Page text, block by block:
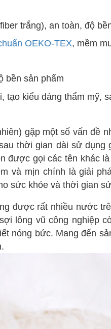
trắng), an toàn, độ
OEKO-TEX, mềm
bền sản phẩm
tạo kiểu dáng thẩm mỹ,
gặp một số vấn đề
thời gian dài sử
được gọi các tên khác
và mịn chính là giải
sức khỏe và thời gian
được rất nhiều nước
lông vũ công nghiệp
nóng bức. Mang đến